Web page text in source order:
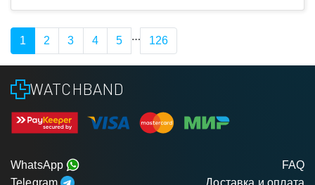
1 2 3 4 5 … 126
WATCHBAND
WhatsApp
Telegram
FAQ
Доставка и оплата